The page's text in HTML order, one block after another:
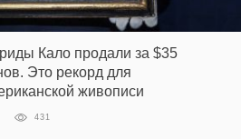
Кало продали за $35
Это рекорд для
живописи
431